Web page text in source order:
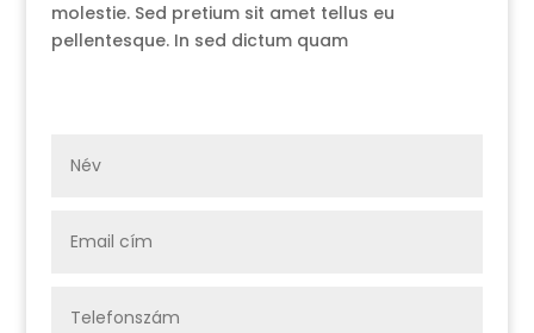
molestie. Sed pretium sit amet tellus eu
pellentesque. In sed dictum quam